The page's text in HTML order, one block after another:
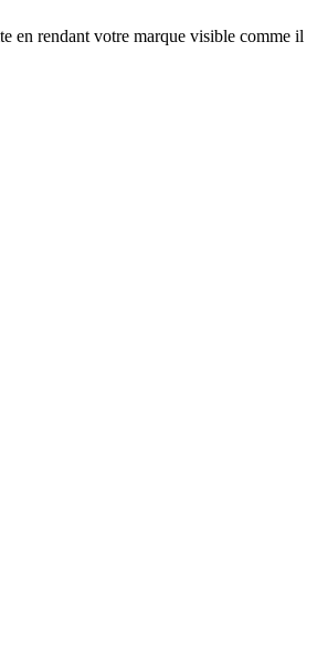
en rendant votre marque visible comme il